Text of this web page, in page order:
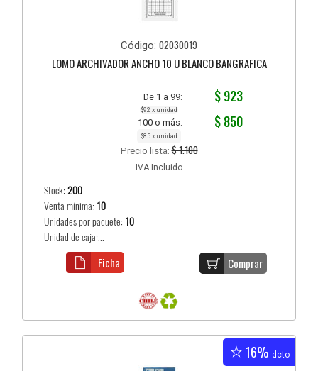
Código: 02030019
LOMO ARCHIVADOR ANCHO 10 U BLANCO BANGRAFICA
De 1 a 99: $ 923
$92 x unidad
100 o más: $ 850
$85 x unidad
Precio lista:$ 1.100
IVA Incluido
Stock:200
Venta mínima: 10
Unidades por paquete: 10
Unidad de caja:...
Comprar
Ficha
16% dcto